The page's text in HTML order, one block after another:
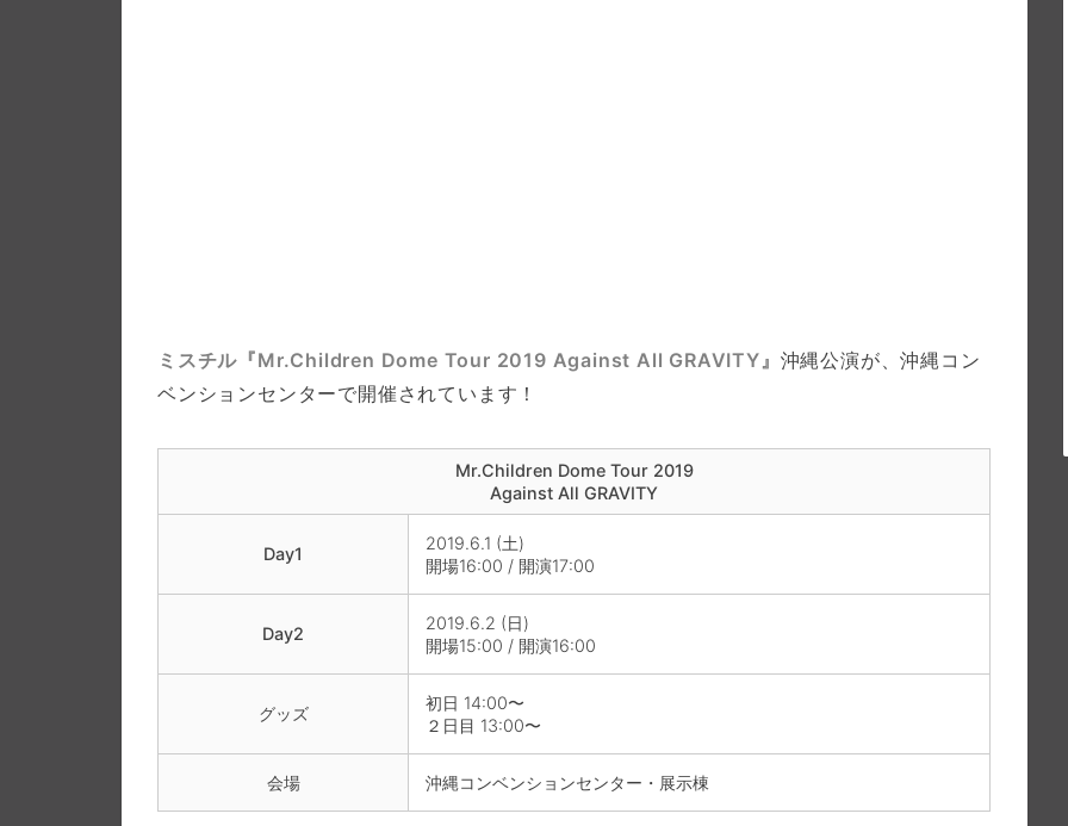
ミスチル『Mr.Children Dome Tour 2019 Against All GRAVITY』 沖縄公演が、沖縄コン
ベンションセンターで開催されています！
Mr.Children Dome Tour 2019
Against All GRAVITY
Day1
2019.6.1 (土)
開場16:00 / 開演17:00
Day2
2019.6.2 (日)
開場15:00 / 開演16:00
グッズ
初日 14:00〜
２日目 13:00〜
会場 沖縄コンベンションセンター・展示棟